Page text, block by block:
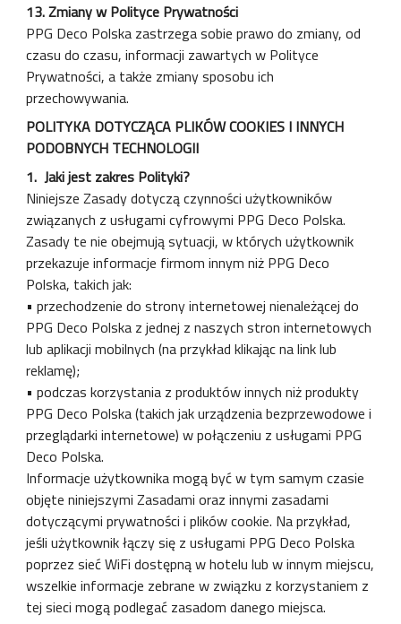
13. Zmiany w Polityce Prywatności
PPG Deco Polska zastrzega sobie prawo do zmiany, od
czasu do czasu, informacji zawartych w Polityce
Prywatności, a także zmiany sposobu ich
przechowywania.
POLITYKA DOTYCZĄCA PLIKÓW COOKIES I INNYCH
PODOBNYCH TECHNOLOGII
1. Jaki jest zakres Polityki?
Niniejsze Zasady dotyczą czynności użytkowników
związanych z usługami cyfrowymi PPG Deco Polska.
Zasady te nie obejmują sytuacji, w których użytkownik
przekazuje informacje firmom innym niż PPG Deco
Polska, takich jak:
• przechodzenie do strony internetowej nienależącej do
PPG Deco Polska z jednej z naszych stron internetowych
lub aplikacji mobilnych (na przykład klikając na link lub
reklamę);
• podczas korzystania z produktów innych niż produkty
PPG Deco Polska (takich jak urządzenia bezprzewodowe i
przeglądarki internetowe) w połączeniu z usługami PPG
Deco Polska.
Informacje użytkownika mogą być w tym samym czasie
objęte niniejszymi Zasadami oraz innymi zasadami
dotyczącymi prywatności i plików cookie. Na przykład,
jeśli użytkownik łączy się z usługami PPG Deco Polska
poprzez sieć WiFi dostępną w hotelu lub w innym miejscu,
wszelkie informacje zebrane w związku z korzystaniem z
tej sieci mogą podlegać zasadom danego miejsca.